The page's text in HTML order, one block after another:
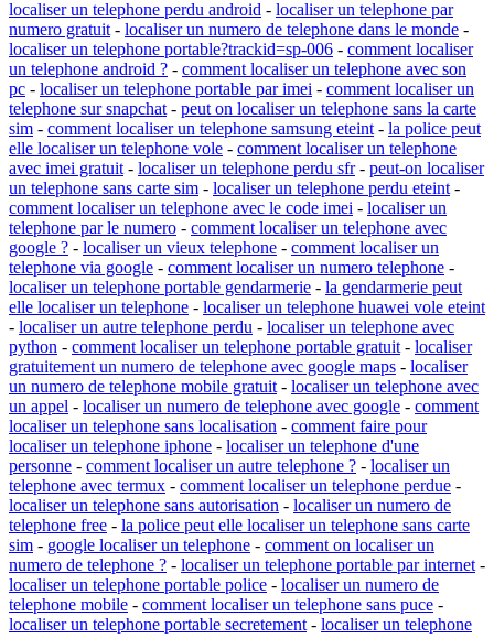
localiser un telephone perdu android - localiser un telephone par
numero gratuit - localiser un numero de telephone dans le monde -
localiser un telephone portable?trackid=sp-006 - comment localiser
un telephone android ? - comment localiser un telephone avec son
pc - localiser un telephone portable par imei - comment localiser un
telephone sur snapchat - peut on localiser un telephone sans la carte
sim - comment localiser un telephone samsung eteint - la police peut
elle localiser un telephone vole - comment localiser un telephone
avec imei gratuit - localiser un telephone perdu sfr- peut-on localiser
un telephone sans carte sim - localiser un telephone perdu eteint -
comment localiser un telephone avec le code imei - localiser un
telephone par le numero - comment localiser un telephone avec
google ? - localiser un vieux telephone - comment localiser un
telephone via google - comment localiser un numero telephone -
localiser un telephone portable gendarmerie - la gendarmerie peut
elle localiser un telephone - localiser un telephone huawei vole eteint
- localiser un autre telephone perdu - localiser un telephone avec
python - comment localiser un telephone portable gratuit - localiser
gratuitement un numero de telephone avec google maps - localiser
un numero de telephone mobile gratuit - localiser un telephone avec
un appel - localiser un numero de telephone avec google - comment
localiser un telephone sans localisation - comment faire pour
localiser un telephone iphone - localiser un telephone d'une
personne - comment localiser un autre telephone ? - localiser un
telephone avec termux - comment localiser un telephone perdue -
localiser un telephone sans autorisation - localiser un numero de
telephone free - la police peut elle localiser un telephone sans carte
sim - google localiser un telephone - comment on localiser un
numero de telephone ? - localiser un telephone portable par internet -
localiser un telephone portable police - localiser un numero de
telephone mobile - comment localiser un telephone sans puce -
localiser un telephone portable secretement - localiser un telephone